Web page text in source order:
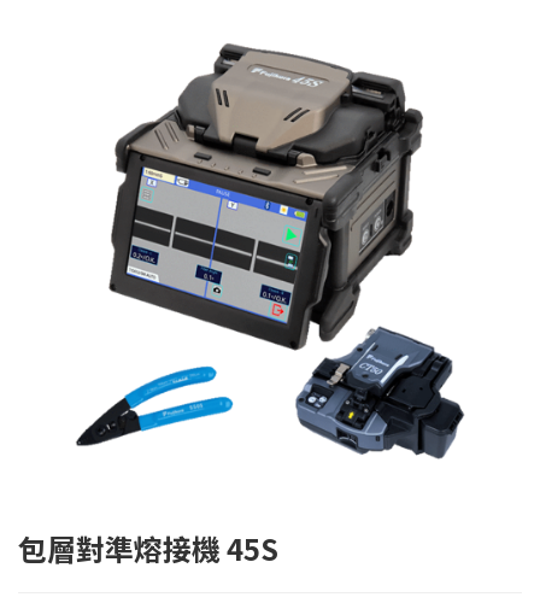
包層對準熔接機 45S